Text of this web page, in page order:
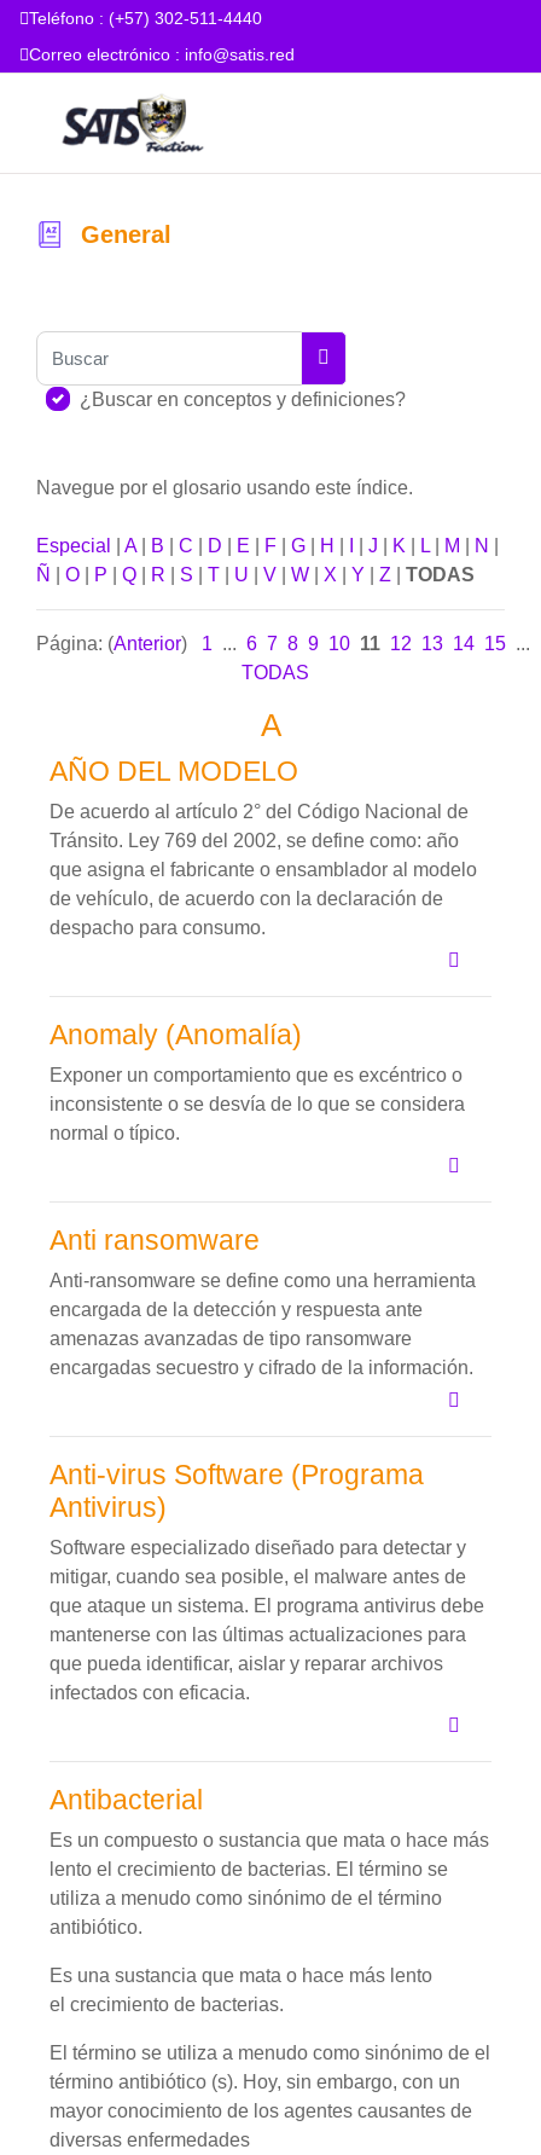
Teléfono : (+57) 302-511-4440
Correo electrónico : info@satis.red
General
Buscar
Buscar
¿Buscar en conceptos y definiciones?
Navegue por el glosario usando este índice.
Especial A| B C D E F G H J K L M N
Ñ
O P Q R S T U V W X Y Z TODAS
Página: (Anterior) 1 ... 6 7 8 9 10 11 12 13 14 15 ...
TODAS
A
AÑO DEL MODELO
De acuerdo al artículo 2° del Código Nacional de
Tránsito. Ley 769 del 2002, se define como: año
que asigna el fabricante o ensamblador al modelo
de vehículo, de acuerdo con la declaración de
despacho para consumo.
Anomaly (Anomalía)
Exponer un comportamiento que es excéntrico o
inconsistente o se desvía de lo que se considera
normal o típico.
Anti ransomware
Anti-ransomware se define como una herramienta
encargada de la detección y respuesta ante
amenazas avanzadas de tipo ransomware
encargadas secuestro y cifrado de la información.
Anti-virus Software (Programa
Antivirus)
Software especializado diseñado para detectar y
mitigar, cuando sea posible, el malware antes de
que ataque un sistema. El programa antivirus debe
mantenerse con las últimas actualizaciones para
que pueda identificar, aislar y reparar archivos
infectados con eficacia.
Antibacterial
Es un compuesto o sustancia que mata o hace más
lento el crecimiento de bacterias. El término se
utiliza a menudo como sinónimo de el término
antibiótico.
Es una sustancia que mata o hace más lento
el crecimiento de bacterias.
El término se utiliza a menudo como sinónimo de el
término antibiótico (s). Hoy, sin embargo, con un
mayor conocimiento de los agentes causantes de
diversas enfermedades